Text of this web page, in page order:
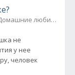
любимцы
не
у нее
человек